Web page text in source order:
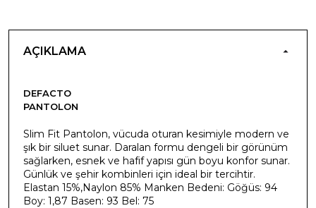
AÇIKLAMA
DEFACTO
PANTOLON
Slim Fit Pantolon, vücuda oturan kesimiyle modern ve
şık bir siluet sunar. Daralan formu dengeli bir görünüm
sağlarken, esnek ve hafif yapısı gün boyu konfor sunar.
Günlük ve şehir kombinleri için ideal bir tercihtir.
Elastan 15%,Naylon 85% Manken Bedeni: Göğüs: 94
Boy: 1,87 Basen: 93 Bel: 75